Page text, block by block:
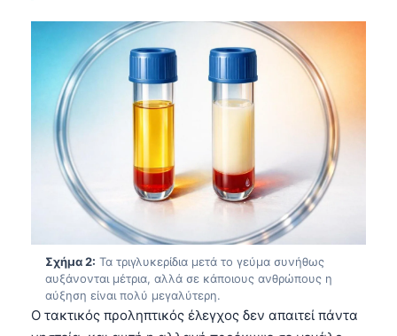
Σχήμα 2: Τα τριγλυκερίδια μετά το γεύμα συνήθως
αυξάνονται μέτρια, αλλά σε κάποιους ανθρώπους η
αύξηση είναι πολύ μεγαλύτερη.
Ο τακτικός προληπτικός έλεγχος δεν απαιτεί πάντα